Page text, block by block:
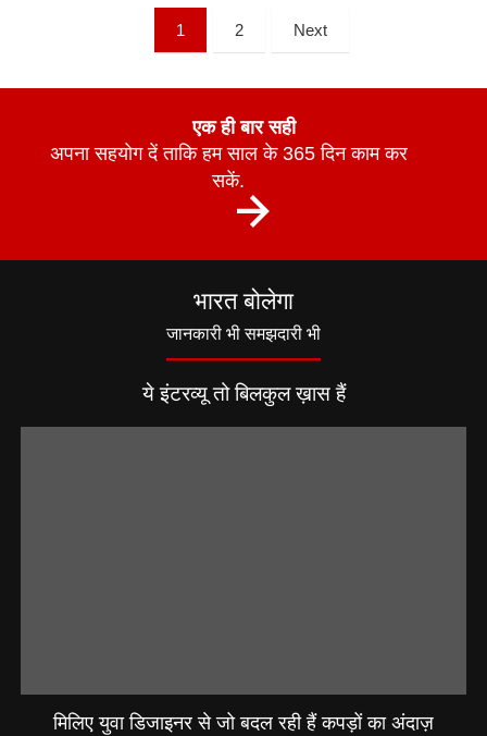
1 2 Next
एक ही बार सही
अपना सहयोग दें ताकि हम साल के 365 दिन काम कर
सकें.
भारत बोलेगा
जानकारी भी समझदारी भी
ये इंटरव्यू तो बिलकुल ख़ास हैं
मिलिए युवा डिजाइनर से जो बदल रही हैं कपड़ों का अंदाज़